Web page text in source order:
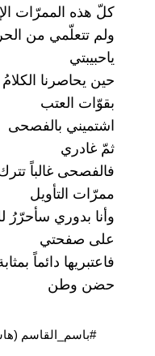
كلّ هذه الممرّات
ولم تتعلّمي من
ياحبيبتي
حين يحاصرنا الكلامُ
بقوّات العتب
اشتميني بالفصحى
ثمّ غادري
فالفصحى غالباً
ممرّات التأويل
وأنا بدوري سأحرّرُ
على صفحتي
فاعتبريها دائماً
حضن وطن
#باسم_القاسم